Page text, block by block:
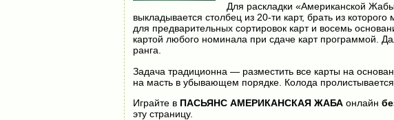
Для раскладки «Американской
выкладывается столбец из 20-ти карт, брать из
для предварительных сортировок карт и восемь
картой любого номинала при сдаче карт программой.
ранга.
Задача традиционна — разместить все карты на
на масть в убывающем порядке. Колода
Играйте в ПАСЬЯНС АМЕРИКАНСКАЯ ЖАБАонлайн
эту страницу.